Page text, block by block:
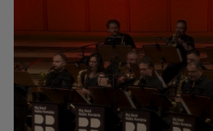
TELEȘCOALA: Matematică, clasa a
trigonometrie / VIDEO